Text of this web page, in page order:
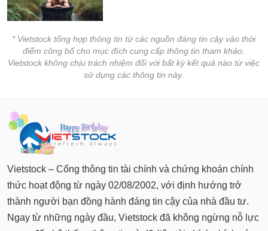
* Vietstock tổng hợp thông tin từ các nguồn đáng tin cậy vào thời
điểm công bố cho mục đích cung cấp thông tin tham khảo.
Vietstock không chịu trách nhiệm đối với bất kỳ kết quả nào từ việc
sử dụng các thông tin này.
Vietstock – Cổng thông tin tài chính và chứng khoán chính
thức hoạt động từ ngày 02/08/2002, với định hướng trở
thành người bạn đồng hành đáng tin cậy của nhà đầu tư.
Ngay từ những ngày đầu, Vietstock đã không ngừng nỗ lực